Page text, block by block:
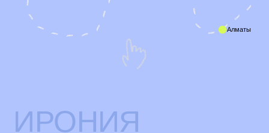
АУТДОР
ЛЮБОВЬ
ТИПА ТЕАТР